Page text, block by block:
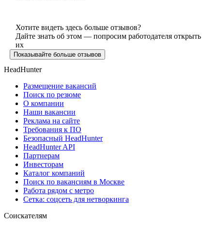
Хотите видеть здесь больше отзывов?
Дайте знать об этом — попросим работодателя открыть
их
Показывайте больше отзывов
HeadHunter
Размещение вакансий
Поиск по резюме
О компании
Наши вакансии
Реклама на сайте
Требования к ПО
Безопасный HeadHunter
HeadHunter API
Партнерам
Инвесторам
Каталог компаний
Поиск по вакансиям в Москве
Работа рядом с метро
Сетка: соцсеть для нетворкинга
Соискателям